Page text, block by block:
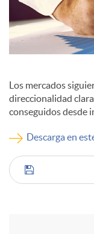
r
d
e
c
o
Los mercados
direccionalidad
conseguidos desde
Descarga en
C